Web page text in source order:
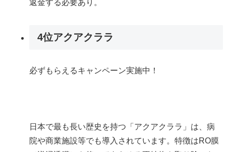
返金する必要あり。
4位アクアクララ
必ずもらえるキャンペーン実施中！
日本で最も長い歴史を持つ「アクアクララ」は、病
院や商業施設等でも導入されています。特徴はRO膜